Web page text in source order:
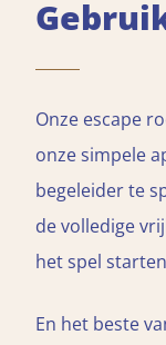
Onze escape
onze simpele
begeleider te
de volledige
het spel
En het beste